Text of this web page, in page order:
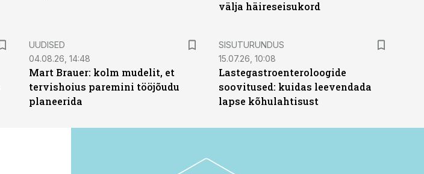
välja häireseisukord
UUDISED
04.08.26, 14:48
Mart Brauer: kolm mudelit, et
tervishoius paremini tööjõudu
planeerida
ST
SISUTURUNDUS
15.07.26, 10:08
Lastegastroenteroloogide
soovitused: kuidas leevendada
lapse kõhulahtisust